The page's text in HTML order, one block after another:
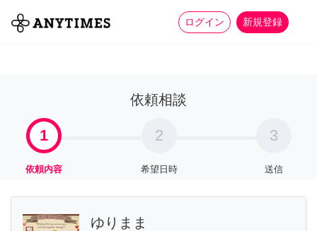
ログイン 新規登録
全て 家事 more_horiz
依頼相談
1
依頼内容
2
希望日時
3
送信
ゆりまま